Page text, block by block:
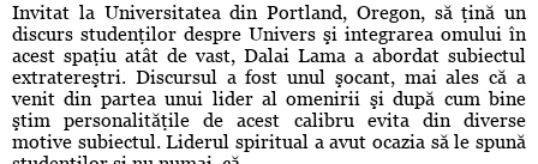
Invitat la Universitatea din Portland, Oregon, să ţină un
discurs studenţilor despre Univers şi integrarea omului în
acest spaţiu atât de vast, Dalai Lama a abordat subiectul
extratereştri. Discursul a fost unul şocant, mai ales că a
venit din partea unui lider al omenirii şi după cum bine
ştim personalităţile de acest calibru evita din diverse
motive subiectul. Liderul spiritual a avut ocazia să le spună